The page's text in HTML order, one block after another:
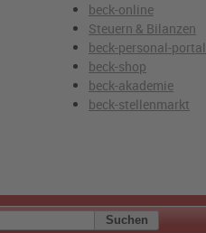
beck-online
Steuern & Bilanzen
beck-personal-portal
beck-shop
beck-akademie
beck-stellenmarkt